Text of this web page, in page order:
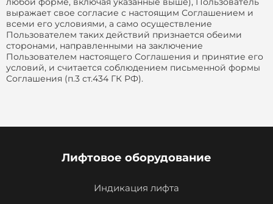
выражает свое согласие с настоящим Соглашением и
всеми его условиями, а само осуществление
Пользователем таких действий признается обеими
сторонами, направленными на заключение
Пользователем настоящего Соглашения и принятие его
условий, и считается соблюдением письменной формы
Соглашения (п.3 ст.434 ГК РФ).
Лифтовое оборудование
Индикация лифта